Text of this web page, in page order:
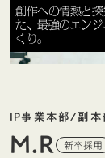
創作への情熱と探
た、最強のエン
くり。
IP事業本部/副本
M.R 新卒採用